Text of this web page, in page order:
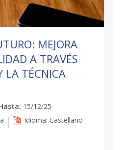
MEJORA
A TRAVÉS
LA TÉCNICA
15/12/25
Idioma: Castellano